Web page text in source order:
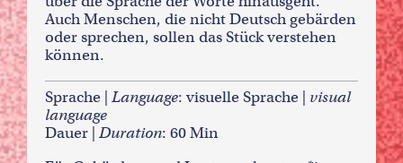
Auch Menschen, die nicht Deutsch gebärden
oder sprechen, sollen das Stück verstehen
können.
Sprache | Language: visuelle Sprache |
visual
language
Dauer | Duration: 60 Min